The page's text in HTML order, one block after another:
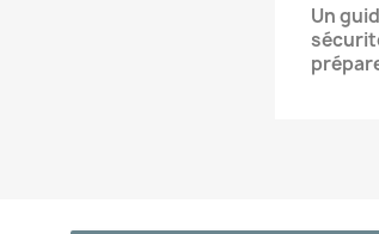
Un